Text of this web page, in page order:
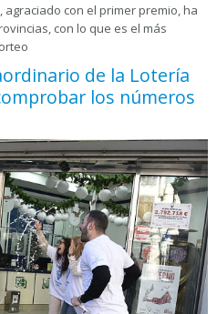
agraciado con el primer premio, ha
con lo que es el más
de la Lotería
los números